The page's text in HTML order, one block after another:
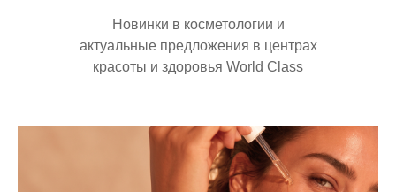
Новинки в косметологии и
актуальные предложения в центрах
красоты и здоровья World Class